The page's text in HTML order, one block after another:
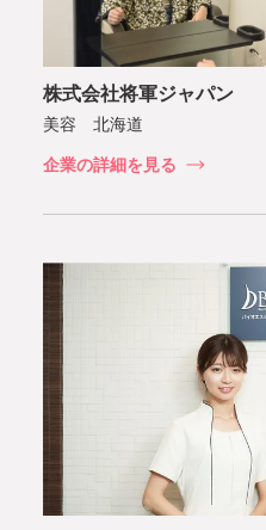
株式会社将軍ジャパン
美容 北海道
企業の詳細を見る